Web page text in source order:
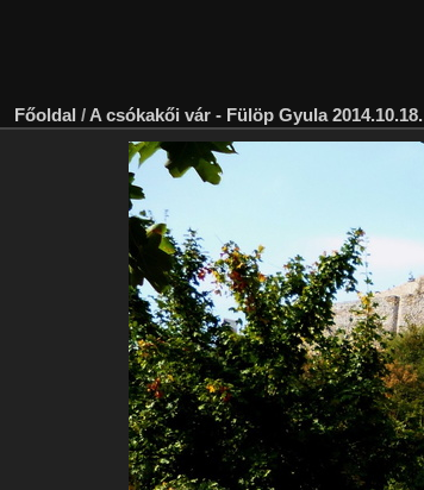
Főoldal / A csókakői vár - Fülöp Gyula 2014.10.18.